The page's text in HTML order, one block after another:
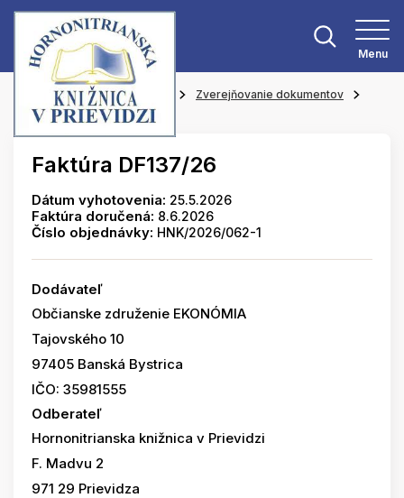
Menu
Hlavná stránka O knižnici
Zverejňovanie dokumentov
Faktúry
Faktúra DF137/26
Dátum vyhotovenia: 25.5.2026
Faktúra doručená: 8.6.2026
Číslo objednávky: HNK/2026/062-1
Dodávateľ
Občianske združenie EKONÓMIA
Tajovského 10
97405 Banská Bystrica
IČO: 35981555
Odberateľ
Hornonitrianska knižnica v Prievidzi
F. Madvu 2
971 29 Prievidza